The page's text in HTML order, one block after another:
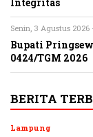
Integritas
Senin, 3 Agustus 2026
Bupati
0424/TGM 2026
BERITA
Lampung